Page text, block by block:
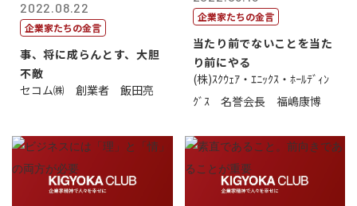
2022.08.22
企業家たちの金言
事、将に成らんとす、大胆
不敵
セコム㈱ 創業者 飯田亮
企業家たちの金言
当たり前でないことを当た
り前にやる
(株)ｽｸｳｪｱ・ｴﾆｯｸｽ・ﾎｰﾙﾃﾞｨﾝ
ｸﾞｽ 名誉会長 福嶋康博